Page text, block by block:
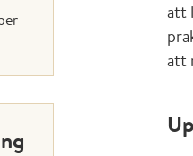
att
att